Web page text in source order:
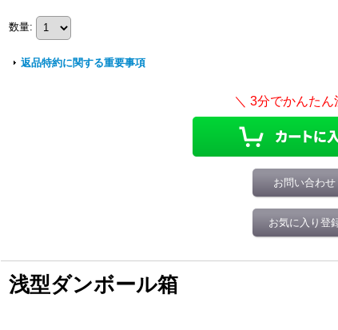
数量:
返品特約に関する重要事項
お問い合わせ
お気に入り登
浅型ダンボール箱